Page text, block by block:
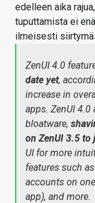
edelleen aika
tuputtamista ei
ilmeisesti
ZenUI 4.0
date yet,
increase in
apps. ZenUI
bloatware,
on ZenUI 3.5 to
UI for more
features such
accounts on
app), and more.